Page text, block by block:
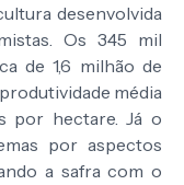
desenvolvida
Os 345 mil
de 1,6 milhão de
média
por hectare. Já o
por aspectos
a safra com o